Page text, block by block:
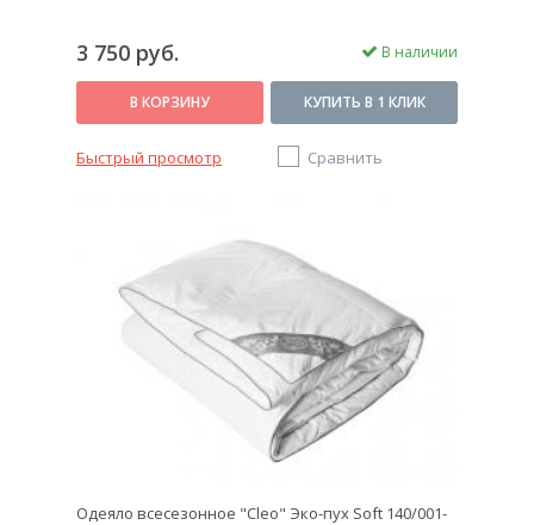
3 750 руб. В наличии
В КОРЗИНУ КУПИТЬ В 1 КЛИК
Быстрый просмотр Сравнить
Одеяло всесезонное "Cleo" Эко-пух Soft 140/001-